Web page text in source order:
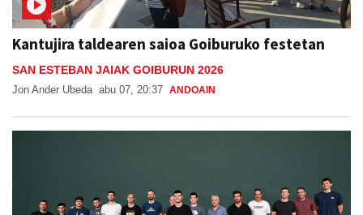
Kantujira taldearen saioa Goiburuko festetan
SAN ESTEBAN JAIAK GOIBURUN 2026
Jon Ander Ubeda abu 07, 20:37 ANDOAIN